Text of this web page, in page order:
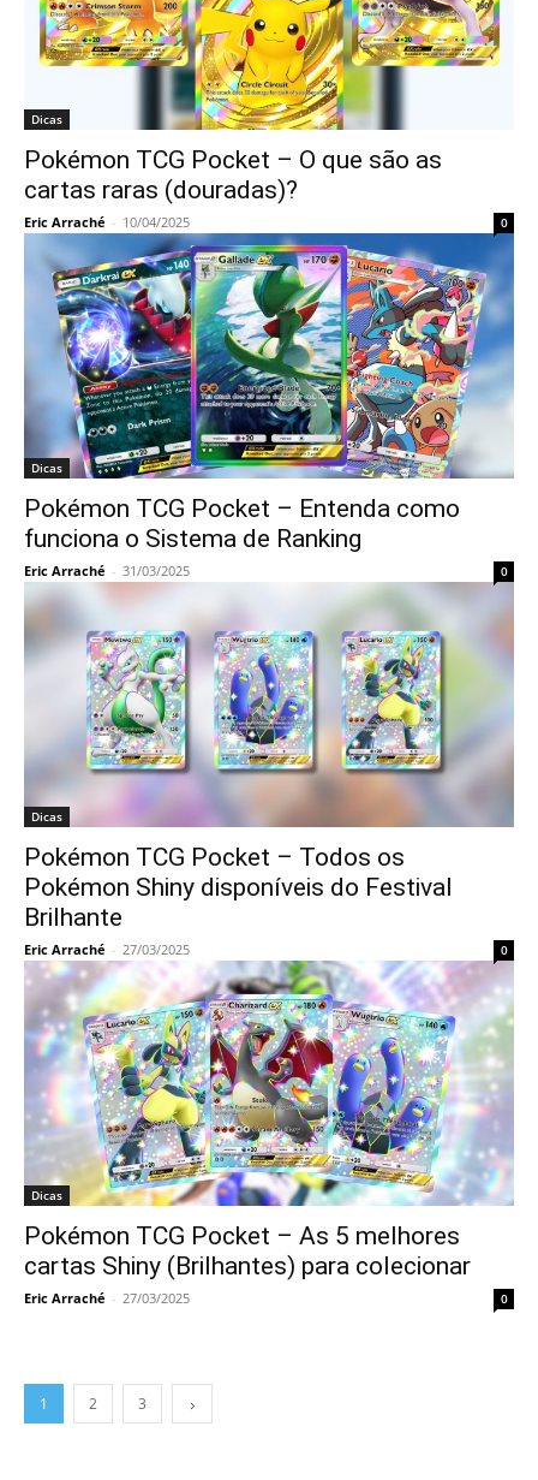
Dicas
Pokémon TCG Pocket – O que são as
cartas raras (douradas)?
Eric Arraché - 10/04/2025 0
Dicas
Pokémon TCG Pocket – Entenda como
funciona o Sistema de Ranking
Eric Arraché - 31/03/2025 0
Dicas
Pokémon TCG Pocket – Todos os
Pokémon Shiny disponíveis do Festival
Brilhante
Eric Arraché - 27/03/2025 0
Dicas
Pokémon TCG Pocket – As 5 melhores
cartas Shiny (Brilhantes) para colecionar
Eric Arraché - 27/03/2025 0
1 2 3